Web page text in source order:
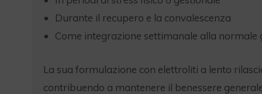
Durante il recupero e la convalescenza
Come integrazione settimanale alla normale
La sua formulazione con elettroliti a lento
contribuendo a mantenere il benessere